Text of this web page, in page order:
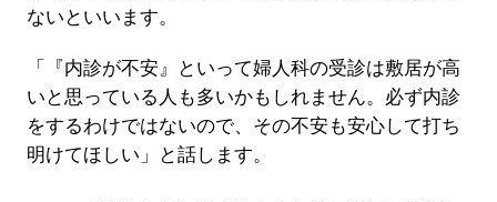
ないといいます。
「『内診が不安』といって婦人科の受診は敷居が高
いと思っている人も多いかもしれません。必ず内診
をするわけではないので、その不安も安心して打ち
明けてほしい」と話します。